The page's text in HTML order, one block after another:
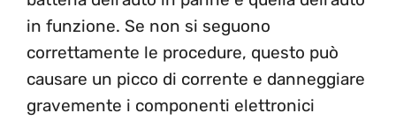
in funzione. Se non si seguono
correttamente le procedure, questo può
causare un picco di corrente e danneggiare
gravemente i componenti elettronici